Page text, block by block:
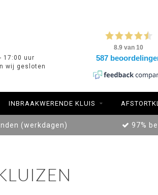
17:00 uur
wij gesloten
INBRAAKWERENDE KLUIS
(werkdagen) 97%